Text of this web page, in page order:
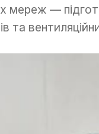
мереж —
та